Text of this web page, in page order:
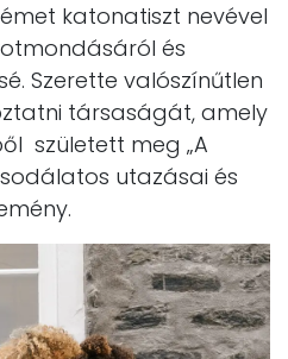
katonatiszt nevével
és
Szerette valószínűtlen
társaságát, amely
született meg „A
utazásai és